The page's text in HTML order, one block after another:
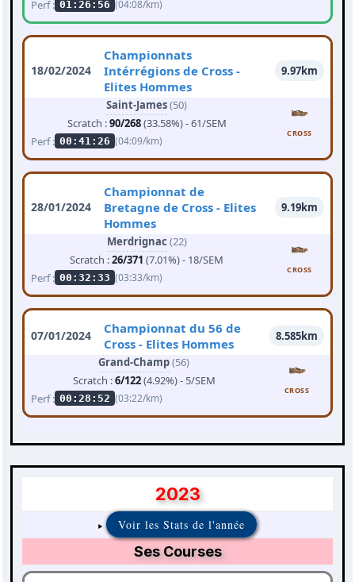
Perf : 01:26:56 (04:08/km)
18/02/2024
Championnats
Intérrégions de Cross -
Elites Hommes
9.97km
Saint-James(50)
Scratch :90/268(33.58%) - 61/SEM
Perf : 00:41:26 (04:09/km)
CROSS
28/01/2024
Championnat de
Bretagne de Cross - Elites
Hommes
9.19km
Merdrignac (22)
Scratch :26/371 (7.01%) - 18/SEM
Perf : 00:32:33 (03:33/km)
CROSS
07/01/2024
Championnat du 56 de
Cross - Elites Hommes
8.585km
Grand-Champ(56)
Scratch :6/122(4.92%) - 5/SEM
Perf : 00:28:52 (03:22/km)
CROSS
2023
Voir les Stats de l'année
Ses Courses